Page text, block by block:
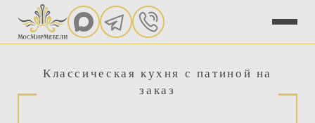
Классическая кухня с патиной на
заказ